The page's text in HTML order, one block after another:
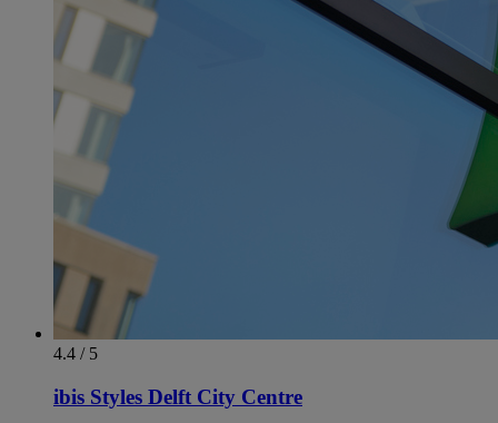
4.3 / 5
ibis Styles Rotterdam Ahoy
The closest hotel to Rotterdam Ahoy convention centre and
indoor arena
The place to be for shopping and entertainment
A 24/7 gym, open for your convenience
An in-house pizzeria with amazing views over Zuiderpark
Brand new hotel with rooms designed to create an relaxing
oasis for our guests